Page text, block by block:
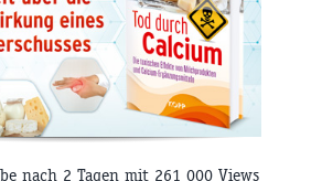
nach 2 Tagen mit 261 000 Views